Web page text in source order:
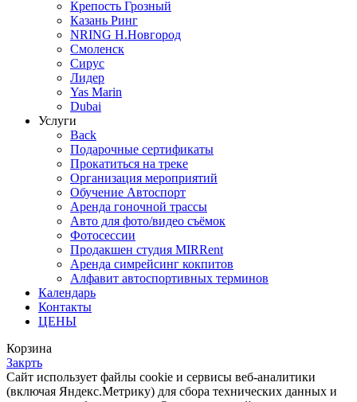
Крепость Грозный
Казань Ринг
NRING Н.Новгород
Смоленск
Сирус
Лидер
Yas Marin
Dubai
Услуги
Back
Подарочные сертификаты
Прокатиться на треке
Организация мероприятий
Обучение Автоспорт
Аренда гоночной трассы
Авто для фото/видео съёмок
Фотосессии
Продакшен студия MIRRent
Аренда симрейсинг кокпитов
Алфавит автоспортивных терминов
Календарь
Контакты
ЦЕНЫ
Корзина
Закрть
Cайт использует файлы cookie и сервисы веб-аналитики
(включая Яндекс.Метрику) для сбора технических данных и